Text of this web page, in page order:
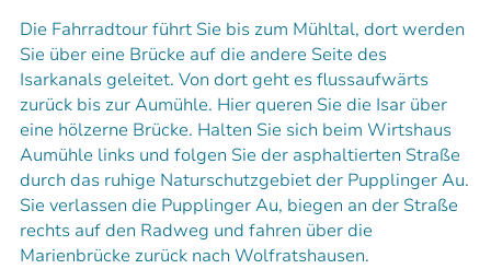
Die Fahrradtour führt Sie bis zum Mühltal, dort werden
Sie über eine Brücke auf die andere Seite des
Isarkanals geleitet. Von dort geht es flussaufwärts
zurück bis zur Aumühle. Hier queren Sie die Isar über
eine hölzerne Brücke. Halten Sie sich beim Wirtshaus
Aumühle links und folgen Sie der asphaltierten Straße
durch das ruhige Naturschutzgebiet der Pupplinger Au.
Sie verlassen die Pupplinger Au, biegen an der Straße
rechts auf den Radweg und fahren über die
Marienbrücke zurück nach Wolfratshausen.